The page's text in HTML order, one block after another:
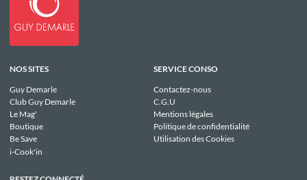
NOS SITES
Guy Demarle
Club Guy Demarle
Le Mag'
Boutique
Be Save
i-Cook'in
SERVICE CONSO
Contactez-nous
C.G.U
Mentions légales
Politique de confidentialité
Utilisation des Cookies